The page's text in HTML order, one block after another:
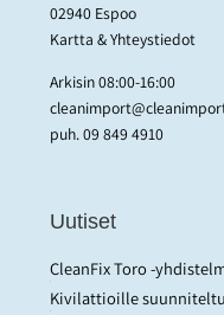
02940 Espoo
Kartta & Yhteystiedot
Arkisin 08:00-16:00
puh.09 849 4910
Uutiset
CleanFix Toro -
Kivilattioille